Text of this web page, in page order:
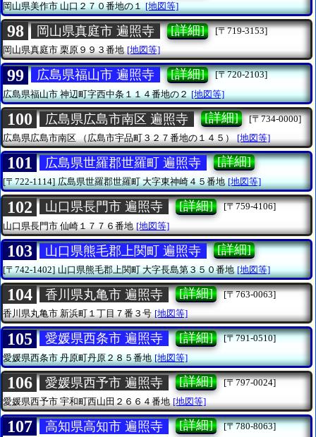
岡山県美作市山口２７０番地の１ [地図等]
98 岡山県真庭市 遍照寺 [詳細]
[〒719-3153]
岡山県真庭市栗原９９３番地 [地図等]
99 広島県福山市 遍照寺 [詳細]
[〒720-2103]
広島県福山市神辺町字西中条１１４番地の２ [地図等]
100 広島県広島市南区 遍照寺 [詳細]
[〒734-0000]
広島県広島市南区（広島市宇品町３２７番地の１４５） [地図等]
101 広島県世羅郡世羅町 遍照寺 [詳細]
[〒722-1114] 広島県世羅郡世羅町大字東神崎４５番地 [地図等]
102 山口県長門市 遍照寺 [詳細]
[〒759-4106]
山口県長門市 仙崎１７７６番地 [地図等]
103 山口県熊毛郡上関町 遍照寺 [詳細]
[〒742-1402] 山口県熊毛郡上関町大字長島第３５０番地 [地図等]
104 香川県丸亀市 遍照寺 [詳細]
[〒763-0063]
香川県丸亀市新浜町１丁目７番３号 [地図等]
105 愛媛県西条市 遍照寺 [詳細]
[〒791-0510]
愛媛県西条市丹原町丹原２８５番地 [地図等]
106 愛媛県西予市 遍照寺 [詳細]
[〒797-0024]
愛媛県西予市宇和町西山田２６６４番地 [地図等]
107 高知県高知市 遍照寺 [詳細]
[〒780-8063]